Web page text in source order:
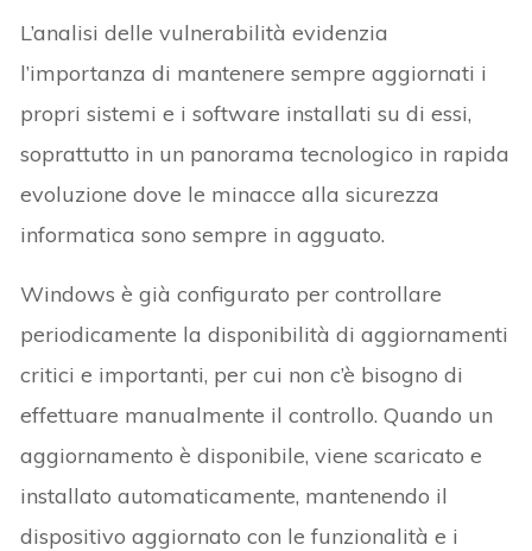
L’analisi delle vulnerabilità evidenzia
l’importanza di mantenere sempre aggiornati i
propri sistemi e i software installati su di essi,
soprattutto in un panorama tecnologico in rapida
evoluzione dove le minacce alla sicurezza
informatica sono sempre in agguato.
Windows è già configurato per controllare
periodicamente la disponibilità di aggiornamenti
critici e importanti, per cui non c’è bisogno di
effettuare manualmente il controllo. Quando un
aggiornamento è disponibile, viene scaricato e
installato automaticamente, mantenendo il
dispositivo aggiornato con le funzionalità e i